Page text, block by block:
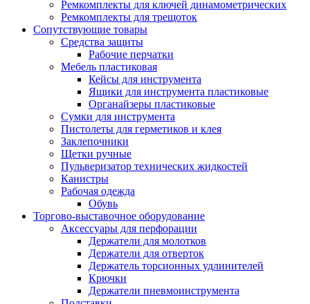
Ремкомплекты для ключей динамометрических
Ремкомплекты для трещоток
Сопутствующие товары
Средства защиты
Рабочие перчатки
Мебель пластиковая
Кейсы для инструмента
Ящики для инструмента пластиковые
Органайзеры пластиковые
Сумки для инструмента
Пистолеты для герметиков и клея
Заклепочники
Щетки ручные
Пульверизатор технических жидкостей
Канистры
Рабочая одежда
Обувь
Торгово-выставочное оборудование
Аксессуары для перфорации
Держатели для молотков
Держатели для отверток
Держатель торсионных удлинителей
Крючки
Держатели пневмоинструмента